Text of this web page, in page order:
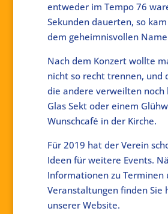
entweder im Tempo 76
Sekunden dauerten, so
dem geheimnisvollen
Nach dem Konzert wollte
nicht so recht trennen, und
die andere verweilten noch
Glas Sekt oder einem
Wunschcafé in der Kirche.
Für 2019 hat der Verein
Ideen für weitere Events.
Informationen zu Terminen
Veranstaltungen finden Sie
unserer Website.